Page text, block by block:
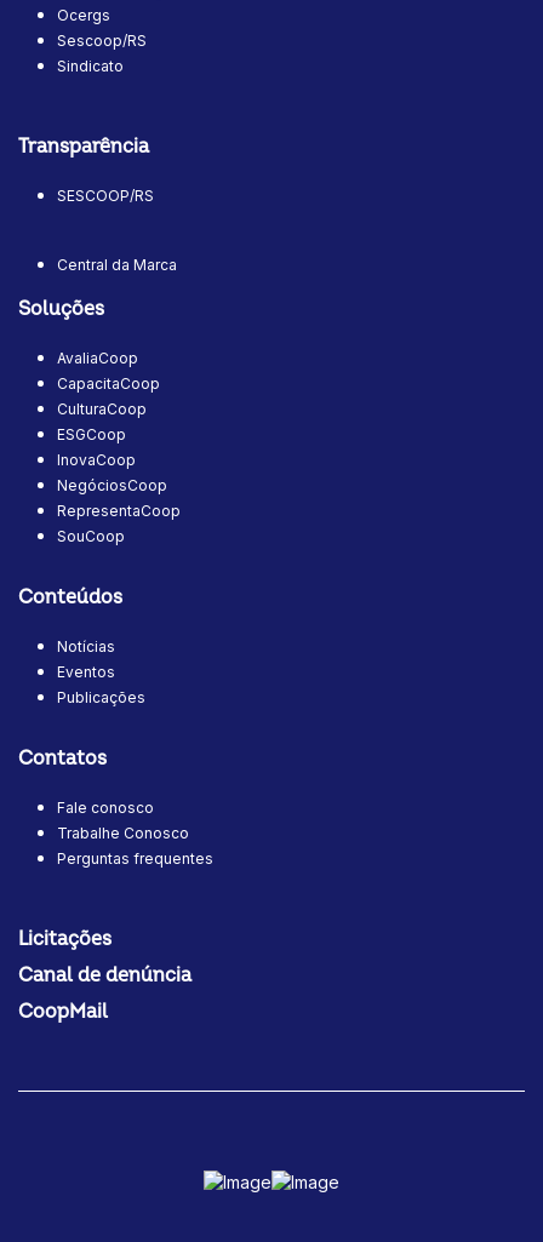
Ocergs
Sescoop/RS
Sindicato
Transparência
SESCOOP/RS
Central da Marca
Soluções
AvaliaCoop
CapacitaCoop
CulturaCoop
ESGCoop
InovaCoop
NegóciosCoop
RepresentaCoop
SouCoop
Conteúdos
Notícias
Eventos
Publicações
Contatos
Fale conosco
Trabalhe Conosco
Perguntas frequentes
Licitações
Canal de denúncia
CoopMail